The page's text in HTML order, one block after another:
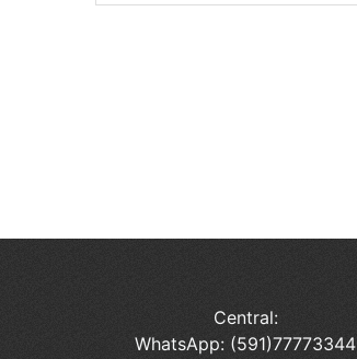
Central:
WhatsApp: (591)77773344